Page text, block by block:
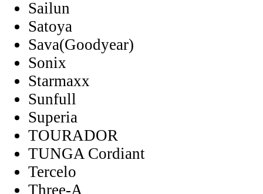
Sailun
Satoya
Sava(Goodyear)
Sonix
Starmaxx
Sunfull
Superia
TOURADOR
TUNGA Cordiant
Tercelo
Three-A